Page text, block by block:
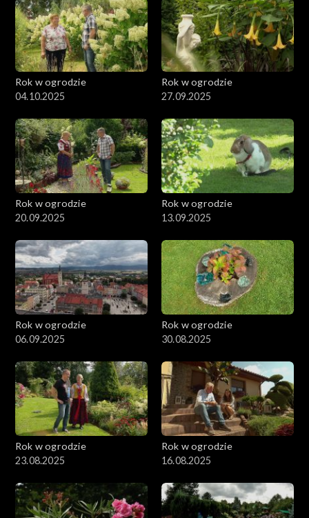
Rok w ogrodzie
04.10.2025
Rok w ogrodzie
27.09.2025
Rok w ogrodzie
20.09.2025
Rok w ogrodzie
13.09.2025
Rok w ogrodzie
06.09.2025
Rok w ogrodzie
30.08.2025
Rok w ogrodzie
23.08.2025
Rok w ogrodzie
16.08.2025